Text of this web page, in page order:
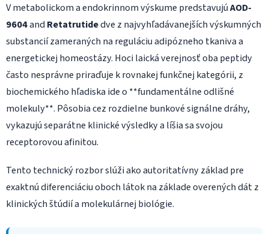
V metabolickom a endokrinnom výskume predstavujúAOD-
9604and Retatrutidedve z najvyhľadávanejších výskumných
substancií zameraných na reguláciu adipózneho tkaniva a
energetickej homeostázy. Hoci laická verejnosť oba peptidy
často nesprávne priraďuje k rovnakej funkčnej kategórii, z
biochemického hľadiska ide o **fundamentálne odlišné
molekuly**. Pôsobia cez rozdielne bunkové signálne dráhy,
vykazujú separátne klinické výsledky a líšia sa svojou
receptorovou afinitou.
Tento technický rozbor slúži ako autoritatívny základ pre
exaktnú diferenciáciu oboch látok na základe overených dát z
klinických štúdií a molekulárnej biológie.